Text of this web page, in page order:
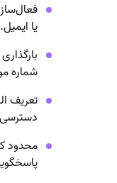
یا ایمیل.
شماره
تعریف
دسترسی
محدود